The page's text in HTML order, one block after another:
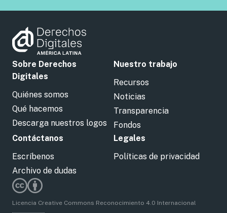
Sobre Derechos
Digitales
Quiénes somos
Qué hacemos
Descarga nuestros logos
Nuestro trabajo
Recursos
Noticias
Transparencia
Fondos
Contáctanos
Escríbenos
Archivo de dudas
Legales
Políticas de privacidad
Licencia Creative Commons Reconocimiento 4.0 Internacional